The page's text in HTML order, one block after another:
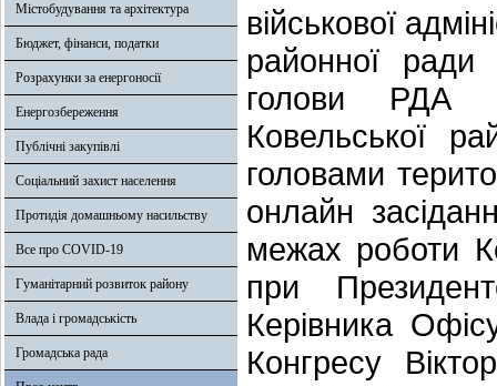
Містобудування та архітектура
Бюджет, фінанси, податки
Розрахунки за енергоносії
Енергозбереження
Публічні закупівлі
Соціальний захист населення
Протидія домашньому насильству
Все про COVID-19
Гуманітарний розвиток району
Влада і громадськість
Громадська рада
військової
районної ради
голови РДА
Ковельської
головами
онлайн
межах роботи
при
Керівника
Конгресу